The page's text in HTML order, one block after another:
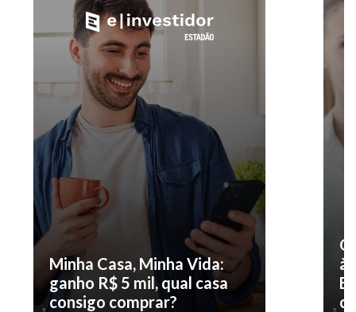
Minha Casa, Minha Vida:
ganho R$ 5 mil, qual casa
consigo comprar?
O
à